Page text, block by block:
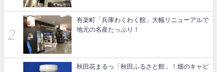
有楽町「兵庫わくわく館」大幅リニューアルで
地元の名産たっぷり！
秋田花まるっ「秋田ふるさと館」！畑のキャビ